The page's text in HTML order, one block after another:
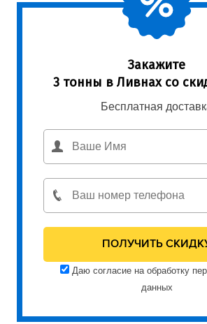
Закажите
3 тонны в Ливнах со
Бесплатная
Даю согласие на обработку
данных